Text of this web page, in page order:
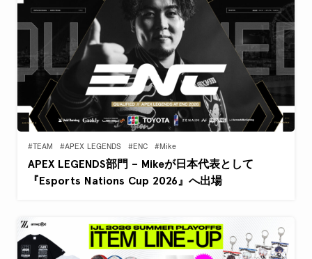
#TEAM #APEX LEGENDS #ENC #Mike
APEX LEGENDS部門 – Mikeが日本代表として
『Esports Nations Cup 2026』へ出場